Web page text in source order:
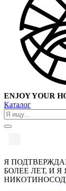
ENJOY YOUR
Каталог
Я
БОЛЕЕ ЛЕТ, И